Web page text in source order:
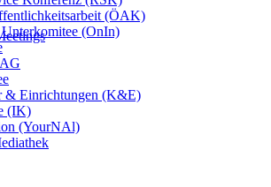
(ÖAK)
(OnIn)
& Einrichtungen (K&E)
(IK)
(YourNAl)